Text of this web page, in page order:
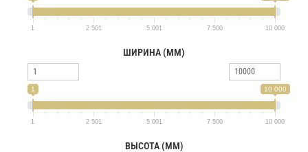
1 2 501 5 001 7 500 10 000
ШИРИНА (ММ)
1 10 000
1 2 501 5 001 7 500 10 000
ВЫСОТА (ММ)